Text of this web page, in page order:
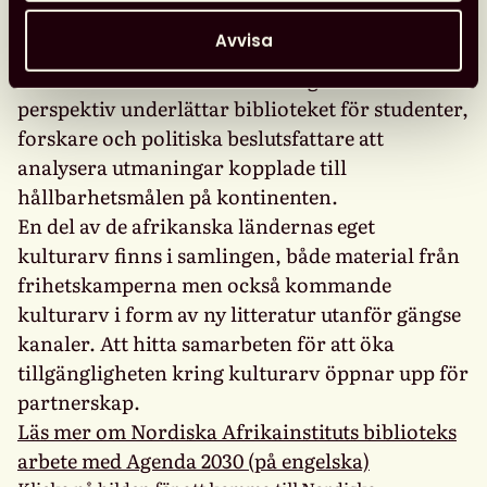
Avvisa
tredjedel av samlingen som kommer från den
afrikanska kontinenten. Genom att vägleda och
tillhandahålla både lokala och globala
perspektiv underlättar biblioteket för studenter,
forskare och politiska beslutsfattare att
analysera utmaningar kopplade till
hållbarhetsmålen på kontinenten.
En del av de afrikanska ländernas eget
kulturarv finns i samlingen, både material från
frihetskamperna men också kommande
kulturarv i form av ny litteratur utanför gängse
kanaler. Att hitta samarbeten för att öka
tillgängligheten kring kulturarv öppnar upp för
partnerskap.
Läs mer om Nordiska Afrikainstituts biblioteks
arbete med Agenda 2030 (på engelska)